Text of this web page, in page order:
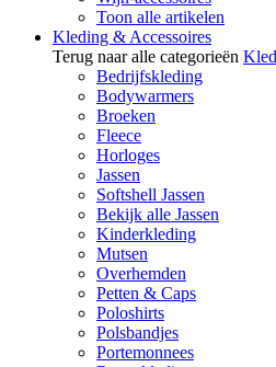
Toon alle artikelen
Kleding & Accessoires
Terug naar alle categorieën
Bedrijfskleding
Bodywarmers
Broeken
Fleece
Horloges
Jassen
Softshell Jassen
Bekijk alle Jassen
Kinderkleding
Mutsen
Overhemden
Petten & Caps
Poloshirts
Polsbandjes
Portemonnees